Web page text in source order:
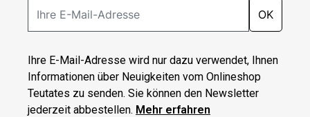
OK
Ihre E-Mail-Adresse wird nur dazu verwendet, Ihnen
Informationen über Neuigkeiten vom Onlineshop
Teutates zu senden. Sie können den Newsletter
jederzeit abbestellen. Mehr erfahren